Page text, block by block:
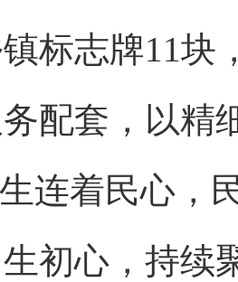
标志牌11块
配套，以精
连着民心，
初心，持续